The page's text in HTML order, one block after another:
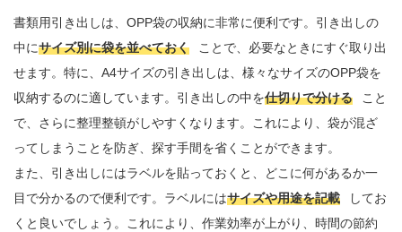
書類用引き出しは、OPP袋の収納に非常に便利です。引き出しの
中にサイズ別に袋を並べておく
ことで、必要なときにすぐ取り出
せます。特に、A4サイズの引き出しは、様々なサイズのOPP袋を
収納するのに適しています。引き出しの中を仕切りで分ける
こと
で、さらに整理整頓がしやすくなります。これにより、袋が混ざ
ってしまうことを防ぎ、探す手間を省くことができます。
また、引き出しにはラベルを貼っておくと、どこに何があるか一
目で分かるので便利です。ラベルにはサイズや用途を記載
してお
くと良いでしょう。これにより、作業効率が上がり、時間の節約